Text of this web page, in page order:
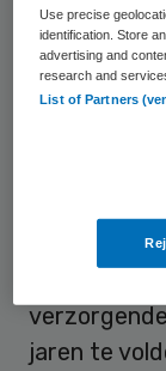
plaats
Van Rijn
ontslagen
jaren te
Use precise
identification. Store
advertising and
research and
List of Partners